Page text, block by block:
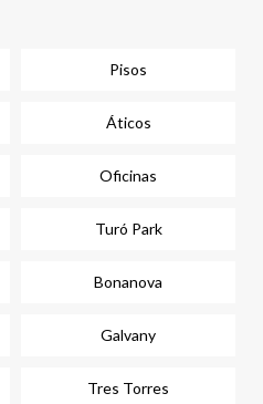
Pisos
Áticos
Oficinas
Turó Park
Bonanova
Galvany
Tres Torres